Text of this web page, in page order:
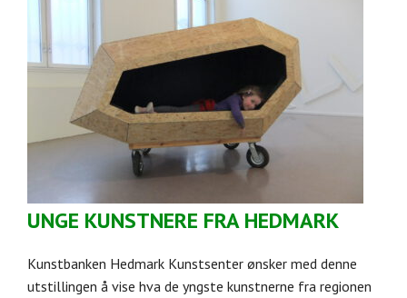
UNGE KUNSTNERE FRA HEDMARK
Kunstbanken Hedmark Kunstsenter ønsker med denne
utstillingen å vise hva de yngste kunstnerne fra regionen